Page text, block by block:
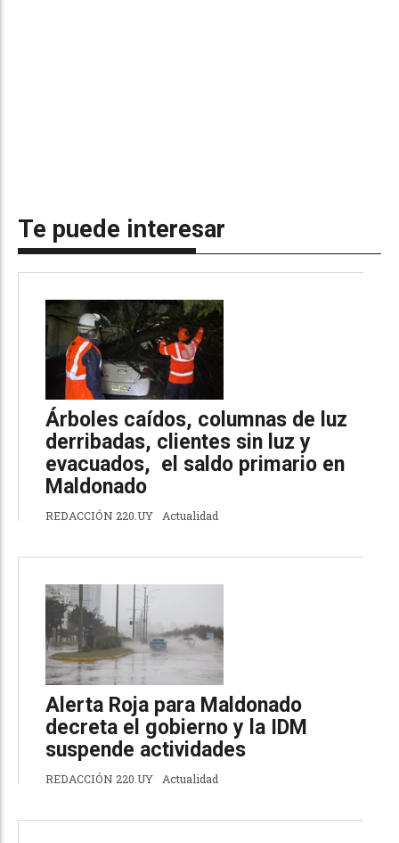
Te puede interesar
Árboles caídos, columnas de luz
derribadas, clientes sin luz y
evacuados, el saldo primario en
Maldonado
REDACCIÓN 220.UY Actualidad
Alerta Roja para Maldonado
decreta el gobierno y la IDM
suspende actividades
REDACCIÓN 220.UY Actualidad